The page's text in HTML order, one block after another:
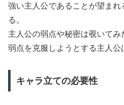
強い主人公であることが望ま
る。
主人公の弱点や秘密は覗いてみ
弱点を克服しようとする主人公
キャラ立ての必要性